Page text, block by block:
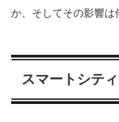
か、そしてその影響は
スマートシテ